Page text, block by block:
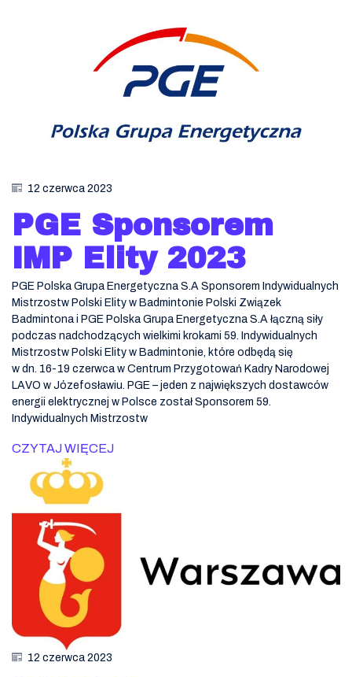
12 czerwca 2023
PGE Sponsorem
IMP Elity 2023
PGE Polska Grupa Energetyczna S.A Sponsorem Indywidualnych
Mistrzostw Polski Elity w Badmintonie Polski Związek
Badmintona i PGE Polska Grupa Energetyczna S.A łączną siły
podczas nadchodzących wielkimi krokami 59. Indywidualnych
Mistrzostw Polski Elity w Badmintonie, które odbędą się
w dn. 16-19 czerwca w Centrum Przygotowań Kadry Narodowej
LAVO w Józefosławiu. PGE – jeden z największych dostawców
energii elektrycznej w Polsce został Sponsorem 59.
Indywidualnych Mistrzostw
CZYTAJ WIĘCEJ
12 czerwca 2023